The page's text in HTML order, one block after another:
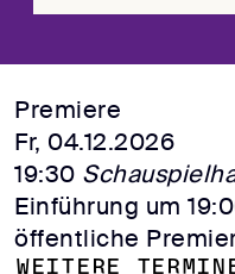
Premiere
Fr, 04.12.2026
19:30
Einführung um
öffentliche
Weitere